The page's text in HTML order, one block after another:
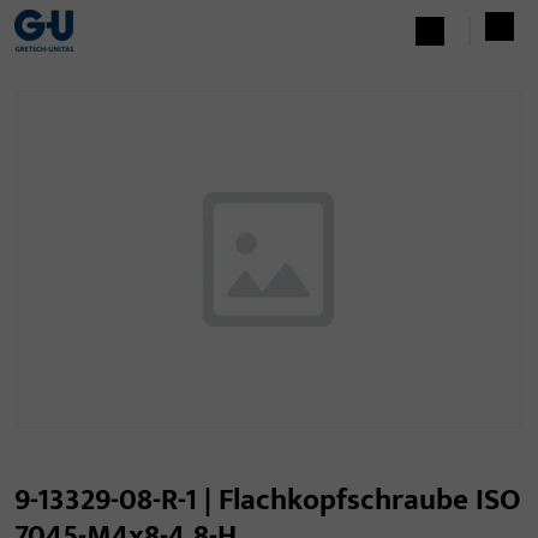
9-13329-08-R-1 | Flachkopfschraube ISO